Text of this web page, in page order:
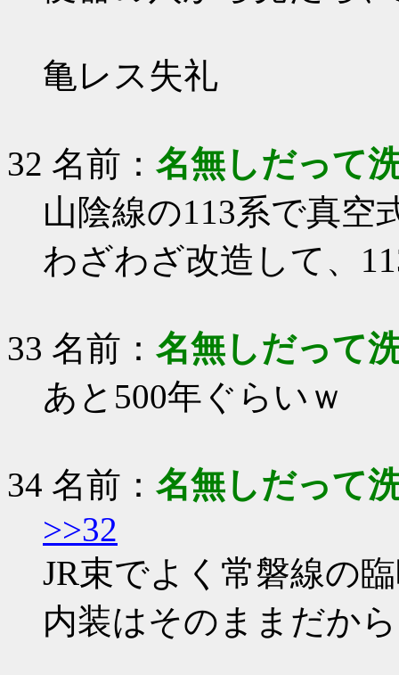
亀レス失礼
32 名前： 名無しだって
山陰線の113系で真空
わざわざ改造して、
33 名前： 名無しだって
あと500年ぐらいｗ
34 名前： 名無しだって
>>32
JR束でよく常磐線の
内装はそのままだか